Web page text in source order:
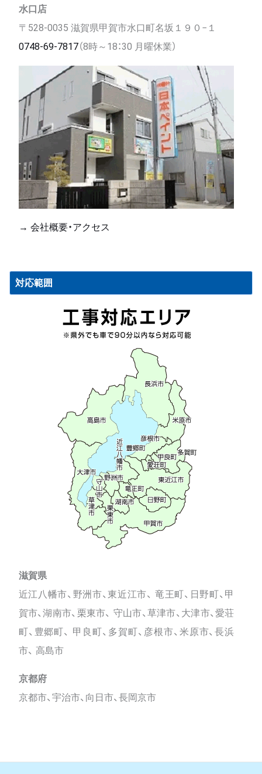
水口店
〒528-0035 滋賀県甲賀市水口町名坂１９０−１
0748-69-7817（8時～18：30 月曜休業）
→ 会社概要・アクセス
対応範囲
滋賀県
近江八幡市、野洲市、東近江市、 竜王町、日野町、甲
賀市、湖南市、栗東市、 守山市、草津市、大津市、愛荘
町、豊郷町、 甲良町、多賀町、彦根市、米原市、長浜
市、 高島市
京都府
京都市、宇治市、向日市、長岡京市